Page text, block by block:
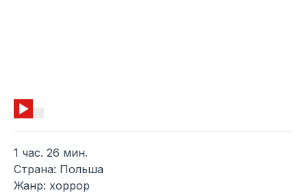
1 час. 26 мин.
Страна: Польша
Жанр: хоррор